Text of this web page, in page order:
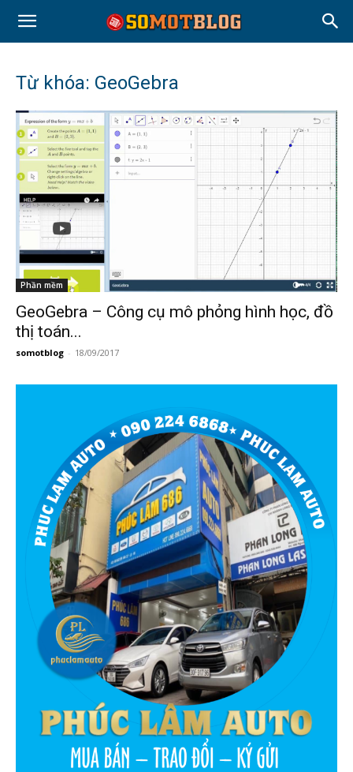
Từ khóa: GeoGebra
Phần mềm
GeoGebra – Công cụ mô phỏng hình học, đồ
thị toán...
somotblog - 18/09/2017